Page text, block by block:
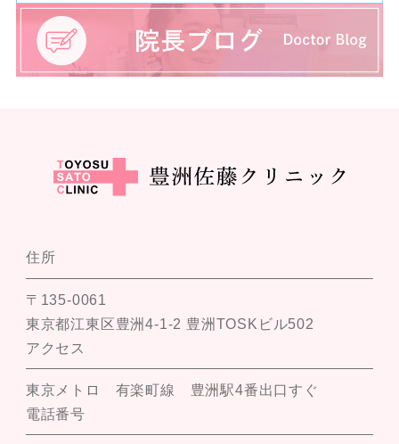
住所
〒135-0061
東京都江東区豊洲4-1-2 豊洲TOSKビル502
アクセス
東京メトロ 有楽町線 豊洲駅4番出口すぐ
電話番号